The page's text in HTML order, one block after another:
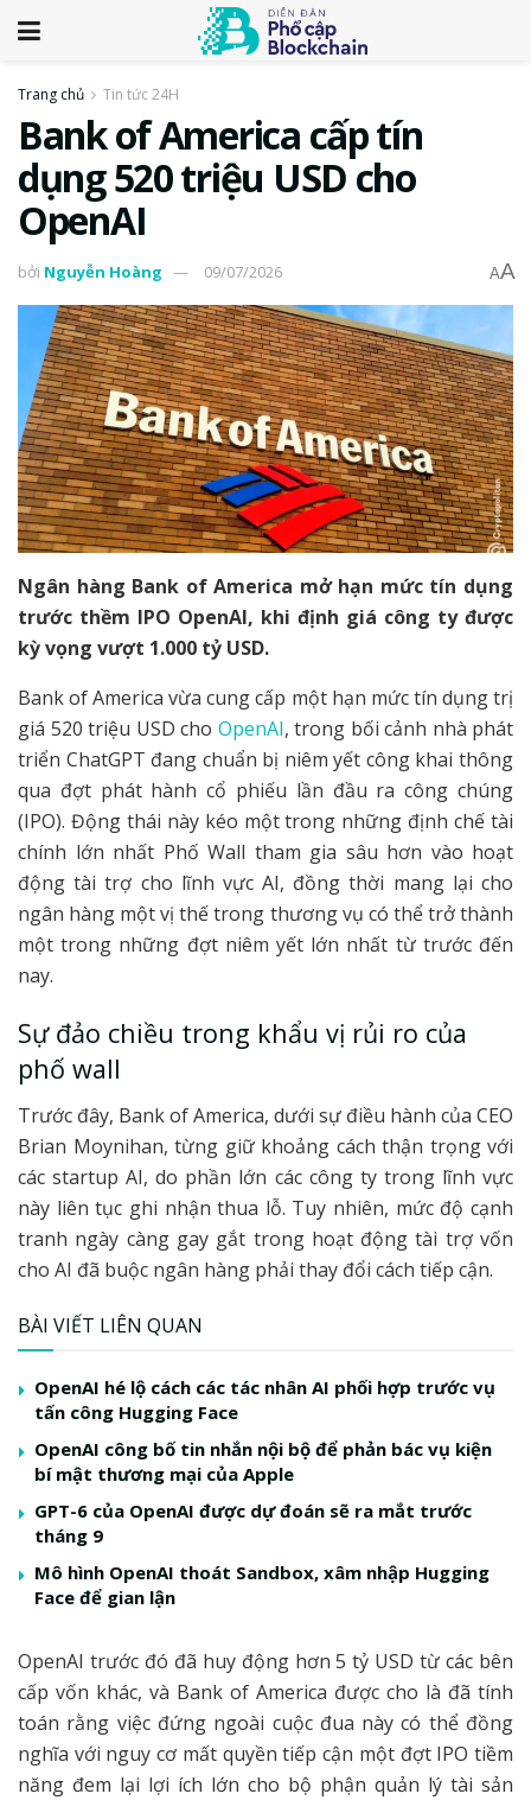
Trang chủ Tin tức 24H
Bank of America cấp tín
dụng 520 triệu USD cho
OpenAI
bởi Nguyễn Hoàng 09/07/2026 AA
Ngân hàng Bank of America mở hạn mức tín dụng
trước thềm IPO OpenAI, khi định giá công ty được
kỳ vọng vượt 1.000 tỷ USD.
Bank of America vừa cung cấp một hạn mức tín dụng trị
giá 520 triệu USD cho OpenAI, trong bối cảnh nhà phát
triển ChatGPT đang chuẩn bị niêm yết công khai thông
qua đợt phát hành cổ phiếu lần đầu ra công chúng
(IPO). Động thái này kéo một trong những định chế tài
chính lớn nhất Phố Wall tham gia sâu hơn vào hoạt
động tài trợ cho lĩnh vực AI, đồng thời mang lại cho
ngân hàng một vị thế trong thương vụ có thể trở thành
một trong những đợt niêm yết lớn nhất từ trước đến
nay.
Sự đảo chiều trong khẩu vị rủi ro của
phố wall
Trước đây, Bank of America, dưới sự điều hành của CEO
Brian Moynihan, từng giữ khoảng cách thận trọng với
các startup AI, do phần lớn các công ty trong lĩnh vực
này liên tục ghi nhận thua lỗ. Tuy nhiên, mức độ cạnh
tranh ngày càng gay gắt trong hoạt động tài trợ vốn
cho AI đã buộc ngân hàng phải thay đổi cách tiếp cận.
BÀI VIẾT LIÊN QUAN
OpenAI hé lộ cách các tác nhân AI phối hợp trước vụ
tấn công Hugging Face
OpenAI công bố tin nhắn nội bộ để phản bác vụ kiện
bí mật thương mại của Apple
GPT-6 của OpenAI được dự đoán sẽ ra mắt trước
tháng 9
Mô hình OpenAI thoát Sandbox, xâm nhập Hugging
Face để gian lận
OpenAI trước đó đã huy động hơn 5 tỷ USD từ các bên
cấp vốn khác, và Bank of America được cho là đã tính
toán rằng việc đứng ngoài cuộc đua này có thể đồng
nghĩa với nguy cơ mất quyền tiếp cận một đợt IPO tiềm
năng đem lại lợi ích lớn cho bộ phận quản lý tài sản